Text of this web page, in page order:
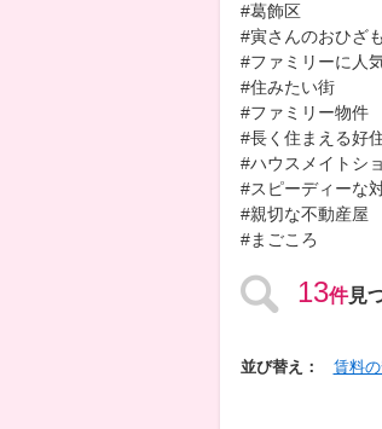
#葛飾区
#寅さんのおひざ
#ファミリーに人
#住みたい街
#ファミリー物件
#長く住まえる好
#ハウスメイトシ
#スピーディーな
#親切な不動産屋
#まごころ
13件見
並び替え： 賃料